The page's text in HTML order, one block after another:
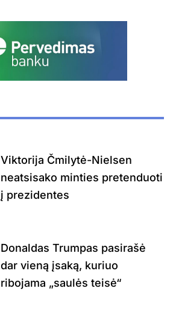
Viktorija Čmilytė-Nielsen
neatsisako minties pretenduoti
į prezidentes
Donaldas Trumpas pasirašė
dar vieną įsaką, kuriuo
ribojama „saulės teisė“